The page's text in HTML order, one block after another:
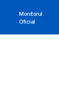
Monitorul
Oficial